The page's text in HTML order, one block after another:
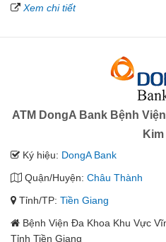
Xem chi tiết
ATM DongA Bank Bệnh
Kim
Ký hiệu: DongA Bank
Quận/Huyện: Châu Thành
Tỉnh/TP: Tiền Giang
Bệnh Viện Đa Khoa Khu Vực
Tỉnh Tiền Giang